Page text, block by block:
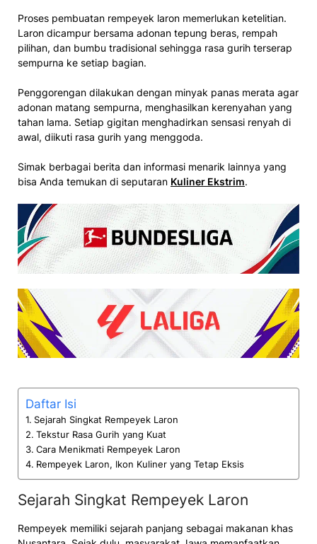
Proses pembuatan rempeyek laron memerlukan ketelitian.
Laron dicampur bersama adonan tepung beras, rempah
pilihan, dan bumbu tradisional sehingga rasa gurih terserap
sempurna ke setiap bagian.
Penggorengan dilakukan dengan minyak panas merata agar
adonan matang sempurna, menghasilkan kerenyahan yang
tahan lama. Setiap gigitan menghadirkan sensasi renyah di
awal, diikuti rasa gurih yang menggoda.
Simak berbagai berita dan informasi menarik lainnya yang
bisa Anda temukan di seputaran Kuliner Ekstrim.
Daftar Isi
Sejarah Singkat Rempeyek Laron
Tekstur Rasa Gurih yang Kuat
Cara Menikmati Rempeyek Laron
Rempeyek Laron, Ikon Kuliner yang Tetap Eksis
Sejarah Singkat Rempeyek Laron
Rempeyek memiliki sejarah panjang sebagai makanan khas